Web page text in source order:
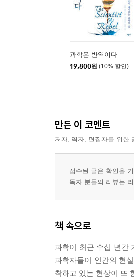
과학은 반역이다
19,800원 (10% 할인)
만든 이 코멘트
저자, 역자, 편집자를 위한
접수된 글은 확인을
독자 분들의 리뷰는
책 속으로
과학이 최근 수십 년간
과학자들이 인간의 현
착하고 있는 현상이 또